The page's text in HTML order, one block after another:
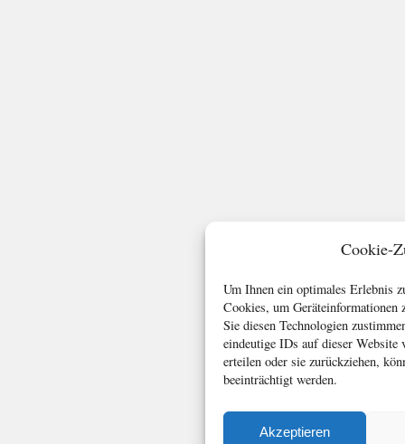
Cookie-
Um Ihnen ein optimales Erlebnis
Cookies, um Geräteinformationen
Sie diesen Technologien
eindeutige IDs auf dieser
erteilen oder sie zurückziehen,
beeinträchtigt werden.
Akzeptieren